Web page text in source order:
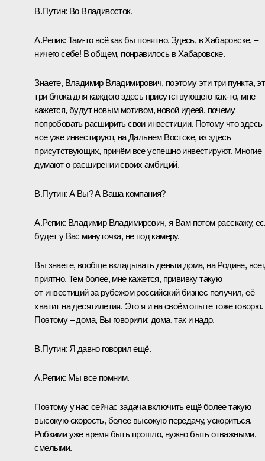
В.Путин: Во Владивосток.
А.Репик: Там-то всё как бы понятно. Здесь, в Хабаровске, –
ничего себе! В общем, понравилось в Хабаровске.
Знаете, Владимир Владимирович, поэтому эти три пункта,
три блока для каждого здесь присутствующего как-то, мне
кажется, будут новым мотивом, новой идеей, почему
попробовать расширить свои инвестиции. Потому что здесь
все уже инвестируют, на Дальнем Востоке, из здесь
присутствующих, причём все успешно инвестируют. Многие
думают о расширении своих амбиций.
В.Путин: А Вы? А Ваша компания?
А.Репик: Владимир Владимирович, я Вам потом расскажу,
будет у Вас минуточка, не под камеру.
Вы знаете, вообще вкладывать деньги дома, на Родине,
приятно. Тем более, мне кажется, прививку такую
от инвестиций за рубежом российский бизнес получил, её
хватит на десятилетия. Это я и на своём опыте тоже говорю.
Поэтому – дома, Вы говорили: дома, так и надо.
В.Путин: Я давно говорил ещё.
А.Репик: Мы все помним.
Поэтому у нас сейчас задача включить ещё более такую
высокую скорость, более высокую передачу, ускориться.
Робкими уже время быть прошло, нужно быть отважными,
смелыми.